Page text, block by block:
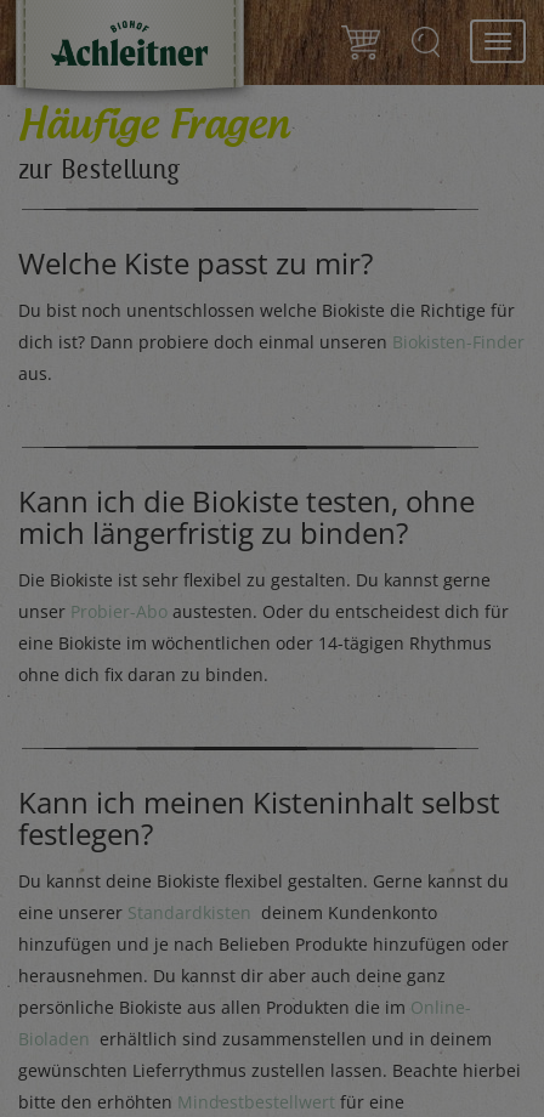
Häufige Fragen
zur Bestellung
Welche Kiste passt zu mir?
Du bist noch unentschlossen welche Biokiste die Richtige für
dich ist? Dann probiere doch einmal unseren Biokisten-Finder
aus.
Kann ich die Biokiste testen, ohne
mich längerfristig zu binden?
Die Biokiste ist sehr flexibel zu gestalten. Du kannst gerne
unser Probier-Abo austesten. Oder du entscheidest dich für
eine Biokiste im wöchentlichen oder 14-tägigen Rhythmus
ohne dich fix daran zu binden.
Kann ich meinen Kisteninhalt selbst
festlegen?
Du kannst deine Biokiste flexibel gestalten. Gerne kannst du
eine unserer Standardkisten deinem Kundenkonto
hinzufügen und je nach Belieben Produkte hinzufügen oder
herausnehmen. Du kannst dir aber auch deine ganz
persönliche Biokiste aus allen Produkten die im Online-
Bioladen erhältlich sind zusammenstellen und in deinem
gewünschten Lieferrythmus zustellen lassen. Beachte hierbei
bitte den erhöhten Mindestbestellwert für eine